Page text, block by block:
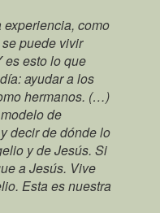
experiencia, como
puede vivir
es esto lo que
ayudar a los
hermanos. (…)
de
decir de dónde lo
y de Jesús. Si
a Jesús. Vive
Esta es nuestra